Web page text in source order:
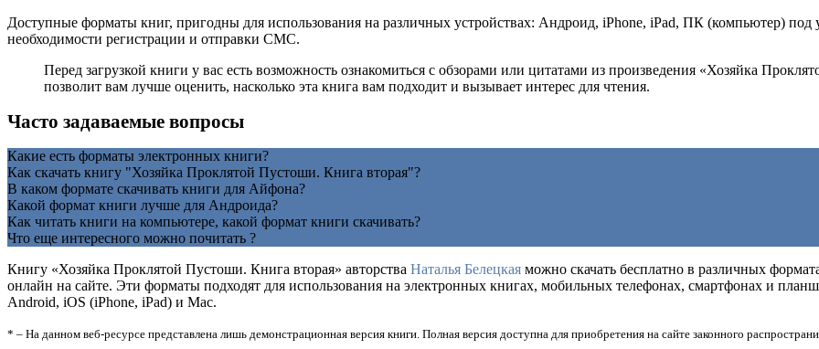
Доступные форматы книг, пригодны для использования на различных устройствах: Андроид, iPhone, iPad, ПК (компьютер)
необходимости регистрации и отправки СМС.
Перед загрузкой книги у вас есть возможность ознакомиться с обзорами или цитатами из произведения «Хозяйка
позволит вам лучше оценить, насколько эта книга вам подходит и вызывает интерес для чтения.
Часто задаваемые вопросы
Какие есть форматы электронных книги?
Как скачать книгу "Хозяйка Проклятой Пустоши. Книга вторая"?
В каком формате скачивать книги для Айфона?
Какой формат книги лучше для Андроида?
Как читать книги на компьютере, какой формат книги скачивать?
Что еще интересного можно почитать ?
Книгу «Хозяйка Проклятой Пустоши. Книга вторая» авторства Наталья Белецкая можно скачать бесплатно в различных
онлайн на сайте. Эти форматы подходят для использования на электронных книгах, мобильных телефонах, смартфонах и
Android, iOS (iPhone, iPad) и Mac.
* – На данном веб-ресурсе представлена лишь демонстрационная версия книги. Полная версия доступна для приобретения на сайте законного